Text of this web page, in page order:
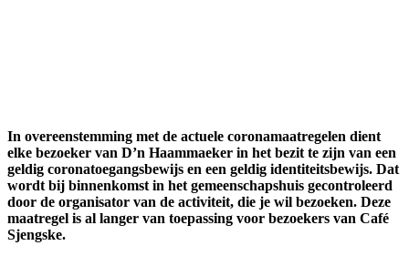
In overeenstemming met de actuele coronamaatregelen dient
elke bezoeker van D’n Haammaeker in het bezit te zijn van een
geldig coronatoegangsbewijs en een geldig identiteitsbewijs. Dat
wordt bij binnenkomst in het gemeenschapshuis gecontroleerd
door de organisator van de activiteit, die je wil bezoeken. Deze
maatregel is al langer van toepassing voor bezoekers van Café
Sjengske.